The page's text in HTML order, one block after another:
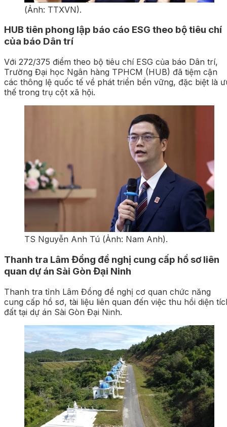
(Ảnh: TTXVN).
HUB tiên phong lập báo cáo ESG theo bộ tiêu chí
của báo Dân trí
Với 272/375 điểm theo bộ tiêu chí ESG của báo Dân trí,
Trường Đại học Ngân hàng TPHCM (HUB) đã tiệm cận
các thông lệ quốc tế về phát triển bền vững, đặc biệt là ưu
thế trong trụ cột xã hội.
TS Nguyễn Anh Tú (Ảnh: Nam Anh).
Thanh tra Lâm Đồng đề nghị cung cấp hồ sơ liên
quan dự án Sài Gòn Đại Ninh
Thanh tra tỉnh Lâm Đồng đề nghị cơ quan chức năng
cung cấp hồ sơ, tài liệu liên quan đến việc thu hồi diện tích
đất tại dự án Sài Gòn Đại Ninh.